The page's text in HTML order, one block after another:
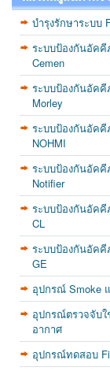
บำรุงรักษาระบบ
ระบบป้องกันอัคคี
Cemen
ระบบป้องกันอัคคี
Morley
ระบบป้องกันอัคคี
NOHMI
ระบบป้องกันอัคคี
Notifier
ระบบป้องกันอัค
CL
ระบบป้องกันอัค
GE
อุปกรณ์ Smoke
อุปกรณ์ตรวจจับ
อากาศ
อุปกรณ์ทดสอบ